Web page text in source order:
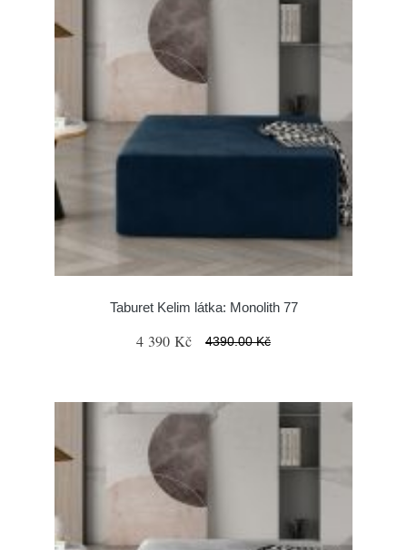
Taburet Kelim látka: Monolith 77
4 390 Kč 4390.00 Kč